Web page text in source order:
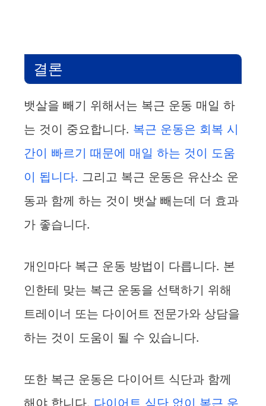
결론
뱃살을 빼기 위해서는 복근 운동 매일 하
는 것이 중요합니다. 복근 운동은 회복 시
간이 빠르기 때문에 매일 하는 것이 도움
이 됩니다. 그리고 복근 운동은 유산소 운
동과 함께 하는 것이 뱃살 빼는데 더 효과
가 좋습니다.
개인마다 복근 운동 방법이 다릅니다. 본
인한테 맞는 복근 운동을 선택하기 위해
트레이너 또는 다이어트 전문가와 상담을
하는 것이 도움이 될 수 있습니다.
또한 복근 운동은 다이어트 식단과 함께